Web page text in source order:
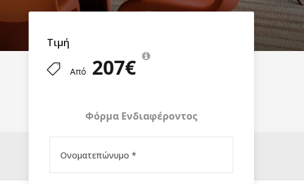
Τιμή
Από 207€
Φόρμα Ενδιαφέροντος